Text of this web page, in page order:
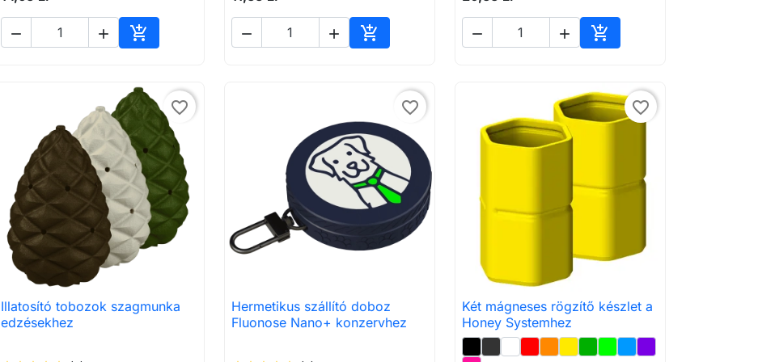
  
Kosárba
  
Kosárba
  
Kosárba
favorite_border
 Előnézet
Illatosító tobozok szagmunka
edzésekhez
favorite_border
 Előnézet
Hermetikus szállító doboz
Fluonose Nano+ konzervhez
favorite_border
 Előnézet
Két mágneses rögzítő készlet a
Honey Systemhez